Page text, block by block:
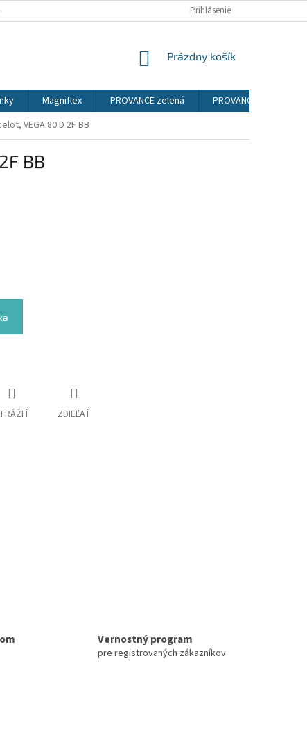
PODMIENKY OCHRANY OSOBNÝCH ÚDAJOVPrihlásenie
NÁKUPNÝ
Prázdny košík
Magniflex PROVANCE zelená
PROVANCE sosna
VEGA 80 D 2F BB
BB
ZDIEĽAŤ
Vernostný program
pre registrovaných zákazníkov